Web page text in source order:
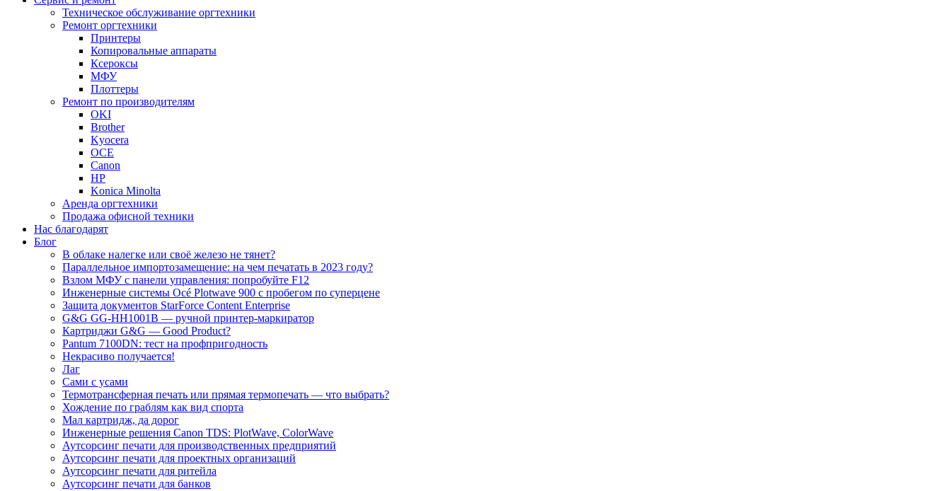
Техническое обслуживание оргтехники
Ремонт оргтехники
Принтеры
Копировальные аппараты
Ксероксы
МФУ
Плоттеры
Ремонт по производителям
OKI
Brother
Kyocera
OCE
Canon
HP
Konica Minolta
Аренда оргтехники
Продажа офисной техники
Нас благодарят
Блог
В облаке налегке или своё железо не тянет?
Параллельное импортозамещение: на чем печатать в 2023 году?
Взлом МФУ с панели управления: попробуйте F12
Инженерные системы Océ Plotwave 900 с пробегом по суперцене
Защита документов StarForce Content Enterprise
G&G GG-HH1001B — ручной принтер-маркиратор
Картриджи G&G — Good Product?
Pantum 7100DN: тест на профпригодность
Некрасиво получается!
Лаг
Сами с усами
Термотрансферная печать или прямая термопечать — что выбрать?
Хождение по граблям как вид спорта
Мал картридж, да дорог
Инженерные решения Canon TDS: PlotWave, ColorWave
Аутсорсинг печати для производственных предприятий
Аутсорсинг печати для проектных организаций
Аутсорсинг печати для ритейла
Аутсорсинг печати для банков